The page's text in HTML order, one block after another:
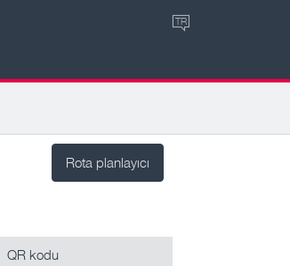
TR
Rota planlayıcı
QR kodu